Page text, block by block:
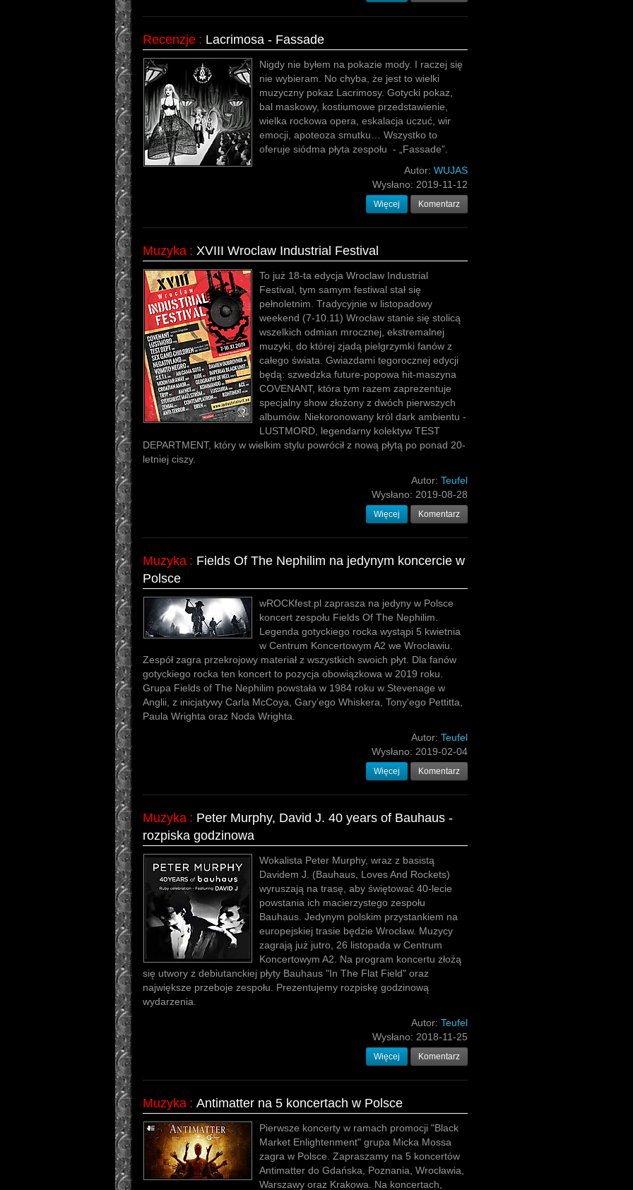
Recenzje : Lacrimosa - Fassade
Nigdy nie byłem na pokazie mody. I raczej się
nie wybieram. No chyba, że jest to wielki
muzyczny pokaz Lacrimosy. Gotycki pokaz,
bal maskowy, kostiumowe przedstawienie,
wielka rockowa opera, eskalacja uczuć, wir
emocji, apoteoza smutku… Wszystko to
oferuje siódma płyta zespołu - „Fassade”.
Autor: WUJAS
Wysłano: 2019-11-12
Więcej Komentarz
Muzyka : XVIII Wroclaw Industrial Festival
To już 18-ta edycja Wroclaw Industrial
Festival, tym samym festiwal stał się
pełnoletnim. Tradycyjnie w listopadowy
weekend (7-10.11) Wrocław stanie się stolicą
wszelkich odmian mrocznej, ekstremalnej
muzyki, do której zjadą pielgrzymki fanów z
całego świata. Gwiazdami tegorocznej edycji
będą: szwedzka future-popowa hit-maszyna
COVENANT, która tym razem zaprezentuje
specjalny show złożony z dwóch pierwszych
albumów. Niekoronowany król dark ambientu -
LUSTMORD, legendarny kolektyw TEST
DEPARTMENT, który w wielkim stylu powrócił z nową płytą po ponad 20-
letniej ciszy.
Autor: Teufel
Wysłano: 2019-08-28
Więcej Komentarz
Muzyka : Fields Of The Nephilim na jedynym koncercie w
Polsce
wROCKfest.pl zaprasza na jedyny w Polsce
koncert zespołu Fields Of The Nephilim.
Legenda gotyckiego rocka wystąpi 5 kwietnia
w Centrum Koncertowym A2 we Wrocławiu.
Zespół zagra przekrojowy materiał z wszystkich swoich płyt. Dla fanów
gotyckiego rocka ten koncert to pozycja obowiązkowa w 2019 roku.
Grupa Fields of The Nephilim powstała w 1984 roku w Stevenage w
Anglii, z inicjatywy Carla McCoya, Gary’ego Whiskera, Tony'ego Pettitta,
Paula Wrighta oraz Noda Wrighta.
Autor: Teufel
Wysłano: 2019-02-04
Więcej Komentarz
Muzyka : Peter Murphy, David J. 40 years of Bauhaus -
rozpiska godzinowa
Wokalista Peter Murphy, wraz z basistą
Davidem J. (Bauhaus, Loves And Rockets)
wyruszają na trasę, aby świętować 40-lecie
powstania ich macierzystego zespołu
Bauhaus. Jedynym polskim przystankiem na
europejskiej trasie będzie Wrocław. Muzycy
zagrają już jutro, 26 listopada w Centrum
Koncertowym A2. Na program koncertu złożą
się utwory z debiutanckiej płyty Bauhaus "In The Flat Field" oraz
największe przeboje zespołu. Prezentujemy rozpiskę godzinową
wydarzenia.
Autor: Teufel
Wysłano: 2018-11-25
Więcej Komentarz
Muzyka : Antimatter na 5 koncertach w Polsce
Pierwsze koncerty w ramach promocji "Black
Market Enlightenment" grupa Micka Mossa
zagra w Polsce. Zapraszamy na 5 koncertów
Antimatter do Gdańska, Poznania, Wrocławia,
Warszawy oraz Krakowa. Na koncertach,